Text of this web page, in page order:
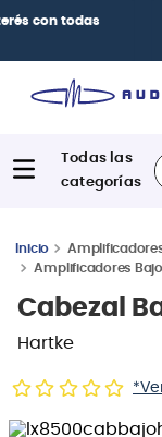
Paga con hasta
Diners, BBVA e
Amplificadores
Cabezal
Hartke